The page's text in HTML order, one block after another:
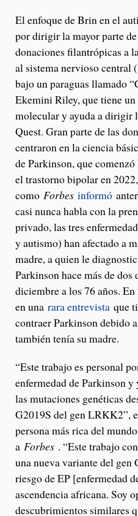
El enfoque de Brin en el
por dirigir la mayor parte
donaciones filantrópicas a
al sistema nervioso central
bajo un paraguas llamado
Ekemini Riley, que tiene
molecular y ayuda a dirigir
Quest. Gran parte de las
centraron en la ciencia
de Parkinson, que
el trastorno bipolar en 2022,
como Forbes informó
casi nunca habla con la
privado, las tres
y autismo) han afectado a
madre, a quien le
Parkinson hace más de dos
diciembre a los 76 años.
en una rara entrevista que
contraer Parkinson debido
también tenía su madre.
“Este trabajo es personal
enfermedad de Parkinson
las mutaciones genéticas
G2019S del gen LRKK2”,
persona más rica del
a Forbes . “Este trabajo
una nueva variante del gen
riesgo de EP [enfermedad
ascendencia africana. Soy
descubrimientos similares